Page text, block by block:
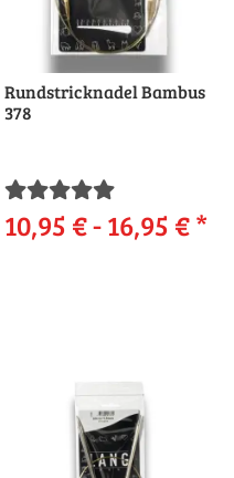
Rundstricknadel Bambus
378
10,95 € -16,95 €*